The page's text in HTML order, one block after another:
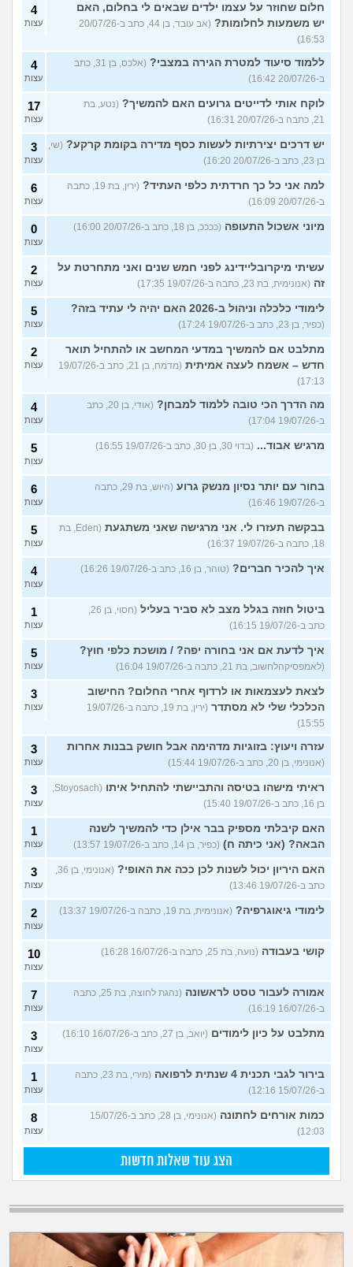
חלום שחוזר על עצמו ילדים שבאים לי בחלום, האם
יש משמעות לחלומות?
(אב עובד, בן 44, כתב ב-20/07/26
16:53)
4
עצות
ללמוד סיעוד למטרת הגירה במצבי?
(אלכס, בן 31, כתב
ב-20/07/26 16:42)
4
עצות
לוקח אותי לדייטים גרועים האם להמשיך? (נטע, בת
21, כתבה ב-20/07/26 16:31)
17
עצות
יש דרכים יצירתיות לעשות כסף מדירה בקומת קרקע? (שי,
בן 23, כתב ב-20/07/26 16:20)
3
עצות
למה אני כל כך חרדתית כלפי העתיד?
(ירין, בת 19, כתבה
ב-20/07/26 16:09)
6
עצות
מיוני אשכול התעופה (ככככ, בן 18, כתב ב-20/07/26 16:00) 0
עצות
עשיתי מיקרובליידינג לפני חמש שנים ואני מתחרטת על
זה (אנונימית, בת 23, כתבה ב-19/07/26 17:35)
2
עצות
לימודי כלכלה וניהול ב-2026 האם יהיה לי עתיד בזה?
(כפיר, בן 23, כתב ב-19/07/26 17:24)
5
עצות
מתלבט אם להמשיך במדעי המחשב או להתחיל תואר
חדש – אשמח לעצה אמיתית
(מדמח, בן 21, כתב ב-19/07/26
17:13)
2
עצות
מה הדרך הכי טובה ללמוד למבחן?
(אודי, בן 20, כתב
ב-19/07/26 17:04)
4
עצות
מרגיש אבוד... (בדוי 30, בן 30, כתב ב-19/07/26 16:55) 5
עצות
בחור עם יותר נסיון מנשק גרוע
(היוש, בת 29, כתבה
ב-19/07/26 16:46)
6
עצות
בבקשה תעזרו לי. אני מרגישה שאני משתגעת
(Eden, בת
18, כתבה ב-19/07/26 16:37)
5
עצות
איך להכיר חברים? (טוהר, בן 16, כתב ב-19/07/26 16:26) 4
עצות
ביטול חוזה בגלל מצב לא סביר בעליל
כתב ב-19/07/26 16:15)
1
עצות
איך לדעת אם אני בחורה יפה? / מושכת כלפי חוץ?
(לאמפסיקהלחשוב, בת 21, כתבה ב-19/07/26 16:04)
5
עצות
לצאת לעצמאות או לרדוף אחרי החלום? החישוב
הכלכלי שלי לא מסתדר
(ירין, בת 19, כתבה ב-19/07/26
15:55)
3
עצות
עזרה ויעוץ: בזוגיות מדהימה אבל חושק בבנות אחרות
(אנונימי, בן 20, כתב ב-19/07/26 15:44)
3
עצות
ראיתי מישהו בטיסה והתביישתי להתחיל איתו
בן 16, כתב ב-19/07/26 15:40)
3
עצות
האם קיבלתי מספיק בבר אילן כדי להמשיך לשנה
הבאה? (אני כיתה ח) (כפיר, בן 14, כתב ב-19/07/26 13:57)
1
עצות
האם היריון יכול לשנות לכן ככה את האופי?
כתב ב-19/07/26 13:46)
3
עצות
לימודי גיאוגרפיה? (אנונימית, בת 19, כתבה ב-19/07/26 13:37) 2
עצות
קושי בעבודה (נועה, בת 25, כתבה ב-16/07/26 16:28) 10
עצות
אמורה לעבור טסט לראשונה
(נהגת לחוצה, בת 25, כתבה
ב-16/07/26 16:19)
7
עצות
מתלבט על כיון לימודים (יואב, בן 27, כתב ב-16/07/26 16:10) 3
עצות
בירור לגבי תכנית 4 שנתית לרפואה
(מירי, בת 23, כתבה
ב-15/07/26 12:16)
1
עצות
כמות אורחים לחתונה
(אנונימי, בן 28, כתב ב-15/07/26
12:03)
8
עצות
הצג עוד שאלות חדשות